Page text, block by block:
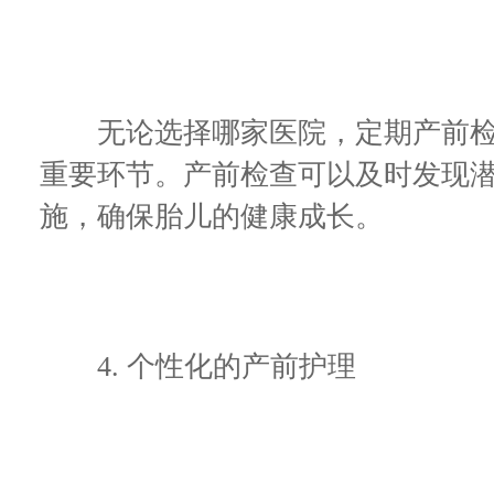
无论选择哪家医院，定期产前检
重要环节。产前检查可以及时发现
施，确保胎儿的健康成长。
4. 个性化的产前护理